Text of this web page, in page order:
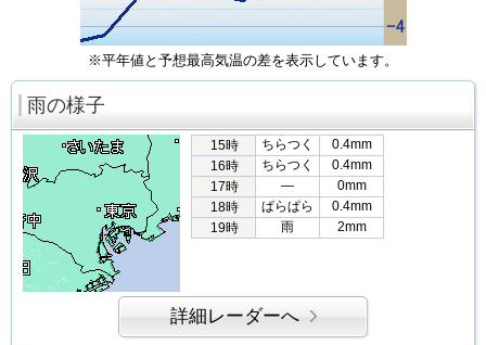
※平年値と予想最高気温の差を表示しています。
雨の様子
15時 ちらつく
0.4mm
16時
ちらつく
0.4mm
17時
―
0mm
18時
ぱらぱら
0.4mm
19時
雨 2mm
詳細レーダーへ